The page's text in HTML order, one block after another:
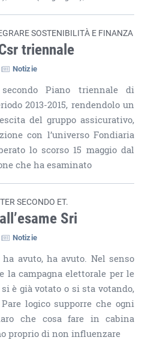
SOSTENIBILITÀ E FINANZA
triennale
Notizie
Piano triennale di
2013-2015, rendendolo un
del gruppo assicurativo,
con l’universo Fondiaria
lo scorso 15 maggio dal
che ha esaminato
SECONDO ET.
Sri
Notizie
avuto, ha avuto. Nel senso
la campagna elettorale per le
è già votato o si sta votando,
logico supporre che ogni
che cosa fare in cabina
proprio di non influenzare